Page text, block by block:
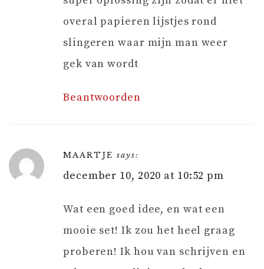
overal papieren lijstjes rond
slingeren waar mijn man weer
gek van wordt
Beantwoorden
MAARTJE says:
december 10, 2020 at 10:52 pm
Wat een goed idee, en wat een
mooie set! Ik zou het heel graag
proberen! Ik hou van schrijven en